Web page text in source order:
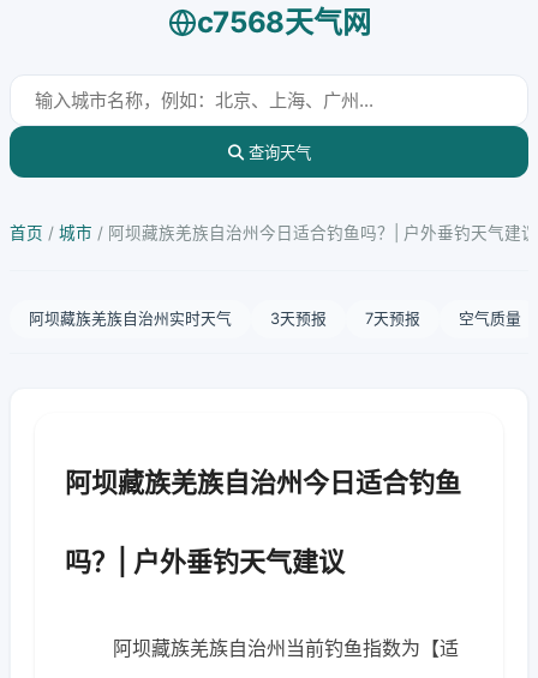
c7568天气网
查询天气
首页 / 城市 / 阿坝藏族羌族自治州今日适合钓鱼吗？| 户外垂钓天气建议
阿坝藏族羌族自治州实时天气 3天预报 7天预报 空气质量
阿坝藏族羌族自治州今日适合钓鱼
吗？| 户外垂钓天气建议
阿坝藏族羌族自治州当前钓鱼指数为【适